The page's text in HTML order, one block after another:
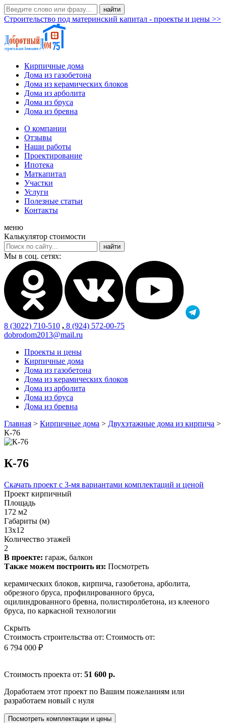
Строительство под материнский капитал - проекты и цены >>
Кирпичные дома
Дома из газобетона
Дома из керамических блоков
Дома из арболита
Дома из бруса
Дома из бревна
О компании
Отзывы
Наши работы
Проектирование
Ипотека
Маткапитал
Участки
Услуги
Полезные статьи
Контакты
меню
Калькулятор стоимости
Мы в соц. сетях:
8 (3022) 710-510 , 8 (924) 572-00-75
dobrodom2013@mail.ru
Проекты и цены
Кирпичные дома
Дома из газобетона
Дома из керамических блоков
Дома из арболита
Дома из бруса
Дома из бревна
Главная > Кирпичные дома > Двухэтажные дома из кирпича >
К-76
К-76
Скачать проект с 3-мя вариантами комплектаций и ценой
Проект кирпичный
Площадь
172 м2
Габариты (м)
13х12
Количество этажей
2
В проекте: гараж, балкон
Также можем построить из: Посмотреть
керамических блоков, кирпича, газобетона, арболита,
обрезного бруса, профилированного бруса,
оцилиндрованного бревна, полистиролбетона, из клееного
бруса, по каркасной технологии
Скрыть
Стоимость строительства от: Стоимость от:
6 794 000 ₽
Стоимость проекта от: 51 600 р.
Доработаем этот проект по Вашим пожеланиям или
разработаем новый с нуля
Посмотреть комплектации и цены